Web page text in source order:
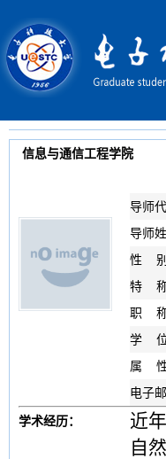
信息与通信工程学院
导师代
导师姓
性 别
特 称
职 称
学 位
属 性
电子邮
学术经历：
近
自